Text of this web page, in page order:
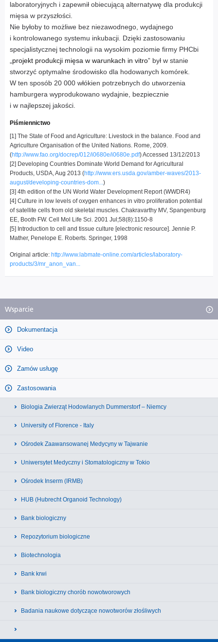
laboratoryjnych i zapewnił obiecującą alternatywę dla produkcji
mięsa w przyszłości.
Nie byłoby to możliwe bez niezawodnego, wydajnego
i kontrolowanego systemu inkubacji. Dzięki zastosowaniu
specjalistycznej technologii na wysokim poziomie firmy PHCbi
„projekt produkcji mięsa w warunkach in vitro” był w stanie
stworzyć optymalne środowisko dla hodowanych komórek.
W ten sposób 20 000 włókien potrzebnych do utworzenia
hamburgera wyprodukowano wydajnie, bezpiecznie
i w najlepszej jakości.
Piśmiennictwo
[1] The State of Food and Agriculture: Livestock in the balance. Food and
Agriculture Organisation of the United Nations. Rome, 2009.
(http://www.fao.org/docrep/012/i0680e/i0680e.pdf) Accessed 13/12/2013
[2] Developing Countries Dominate World Demand for Agricultural
Products, USDA, Aug 2013 (http://www.ers.usda.gov/amber-waves/2013-
august/developing-countries-dom...)
[3] 4th edition of the UN World Water Development Report (WWDR4)
[4] Culture in low levels of oxygen enhances in vitro proliferation potential
of satellite cells from old skeletal muscles. Chakravarthy MV, Spangenburg
EE, Booth FW. Cell Mol Life Sci. 2001 Jul;58(8):1150-8
[5] Introduction to cell and tissue culture [electronic resource]. Jennie P.
Mather, Penelope E. Roberts. Springer, 1998
Original article: http://www.labmate-online.com/articles/laboratory-
products/3/mr_anon_van...
Wsparcie
Dokumentacja
Video
Zamów usługę
Zastosowania
Biologia Zwierząt Hodowlanych Dummerstorf – Niemcy
University of Florence - Italy
Ośrodek Zaawansowanej Medycyny w Tajwanie
Uniwersytet Medyczny i Stomatologiczny w Tokio
Ośrodek Inserm (IRMB)
HUB (Hubrecht Organoid Technology)
Bank biologiczny
Repozytorium biologiczne
Biotechnologia
Bank krwi
Bank biologiczny chorób nowotworowych
Badania naukowe dotyczące nowotworów złośliwych